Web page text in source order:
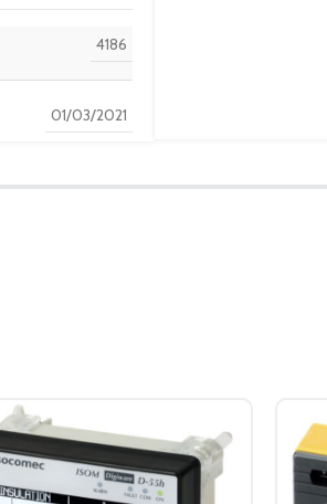
4186
01/03/2021
CURRENT